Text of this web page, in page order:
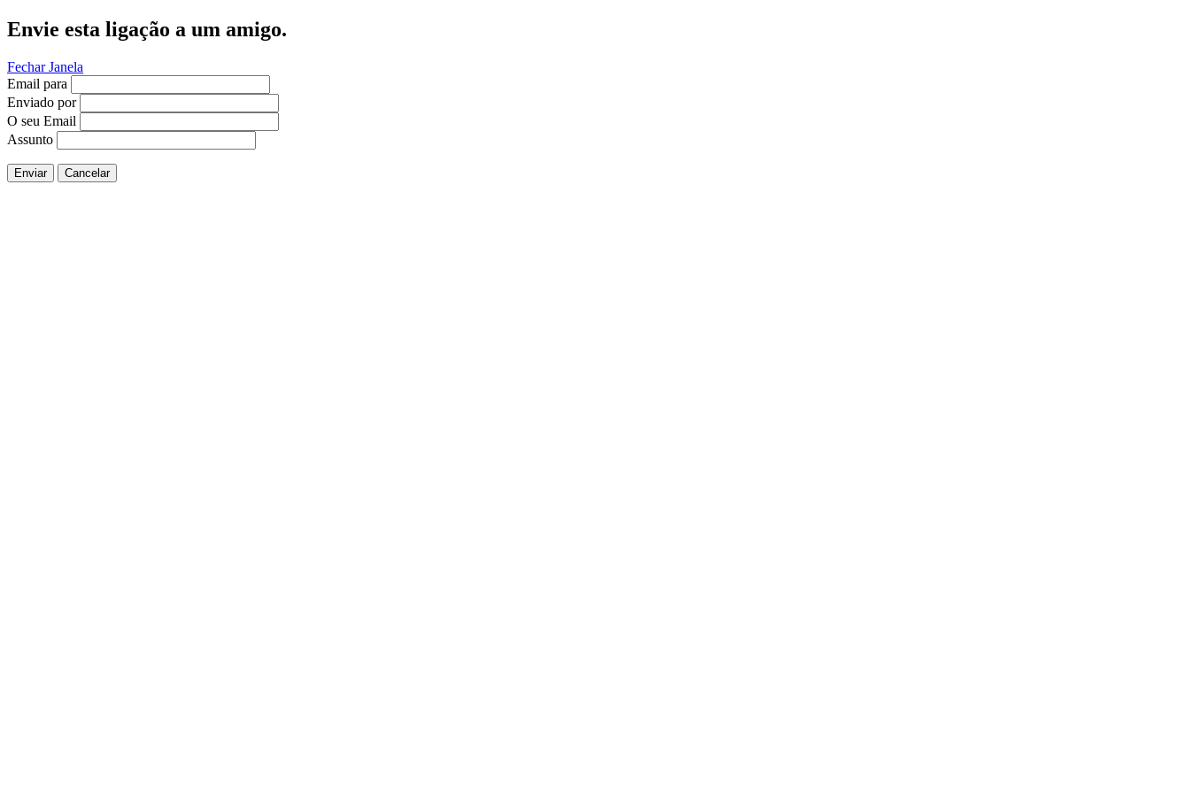
Envie esta ligação a um amigo.
Fechar Janela
Email para
Enviado por
O seu Email
Assunto
Enviar Cancelar